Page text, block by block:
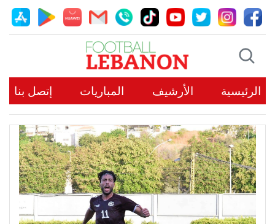
الرئيسية الأرشيف المباريات إتصل بنا